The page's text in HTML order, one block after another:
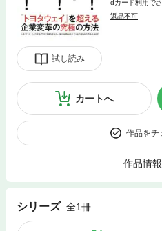
試し読み
dカード利用で
返品不可
カートへ
作品をチ
作品情
シリーズ 全1冊